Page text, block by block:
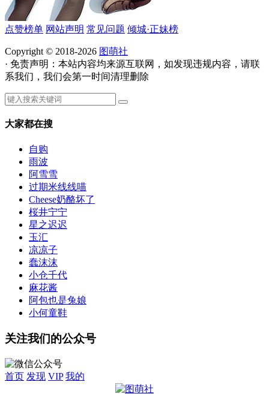
点赞榜单 网站声明 常见问题 倾城·正妹榜
Copyright © 2018-2026 图萌社
· 免责声明：本站内容均来源互联网，如发现违规内容，请联
系我们，我们会第一时间清理删除
大家都在搜
自购
雨波
阿雪雪
过期米线线喵
Cheese奶酪坏了
桜井宁宁
星之迟迟
玉汇
凉凉子
蠢沫沫
小仓千代
麻花酱
阿包也是兔娘
小何童鞋
关注我们的公众号
首页 发现 VIP 我的